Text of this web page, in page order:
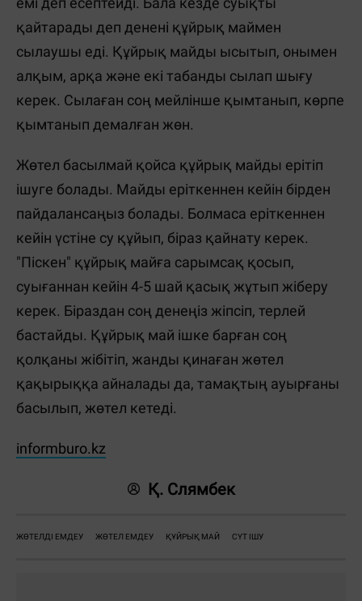
қайтарады деп денені құйрық маймен
сылаушы еді. Құйрық майды ысытып, онымен
алқым, арқа және екі табанды сылап шығу
керек. Сылаған соң мейлінше қымтанып, көрпе
қымтанып демалған жөн.
Жөтел басылмай қойса құйрық майды ерітіп
ішуге болады. Майды еріткеннен кейін бірден
пайдалансаңыз болады. Болмаса еріткеннен
кейін үстіне су құйып, біраз қайнату керек.
"Піскен" құйрық майға сарымсақ қосып,
суығаннан кейін 4-5 шай қасық жұтып жіберу
керек. Біраздан соң денеңіз жіпсіп, терлей
бастайды. Құйрық май ішке барған соң
қолқаны жібітіп, жанды қинаған жөтел
қақырыққа айналады да, тамақтың ауырғаны
басылып, жөтел кетеді.
informburo.kz
Қ. Слямбек
ЖӨТЕЛДІ ЕМДЕУ ЖӨТЕЛ ЕМДЕУ ҚҰЙРЫҚ МАЙ СҮТ ІШУ